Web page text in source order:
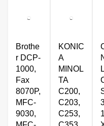
Brothe
r DCP-
1000,
Fax
8070P,
MFC-
9030,
KONIC
A
MINOL
TA
C200,
C203,
C253,